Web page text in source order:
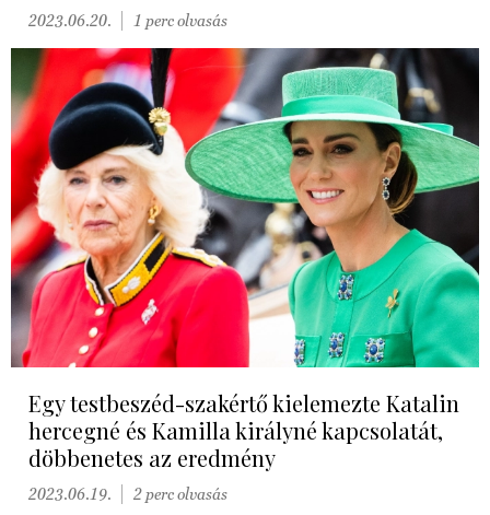
2023.06.20. 1 perc olvasás
Egy testbeszéd-szakértő kielemezte Katalin
hercegné és Kamilla királyné kapcsolatát,
döbbenetes az eredmény
2023.06.19. 2 perc olvasás